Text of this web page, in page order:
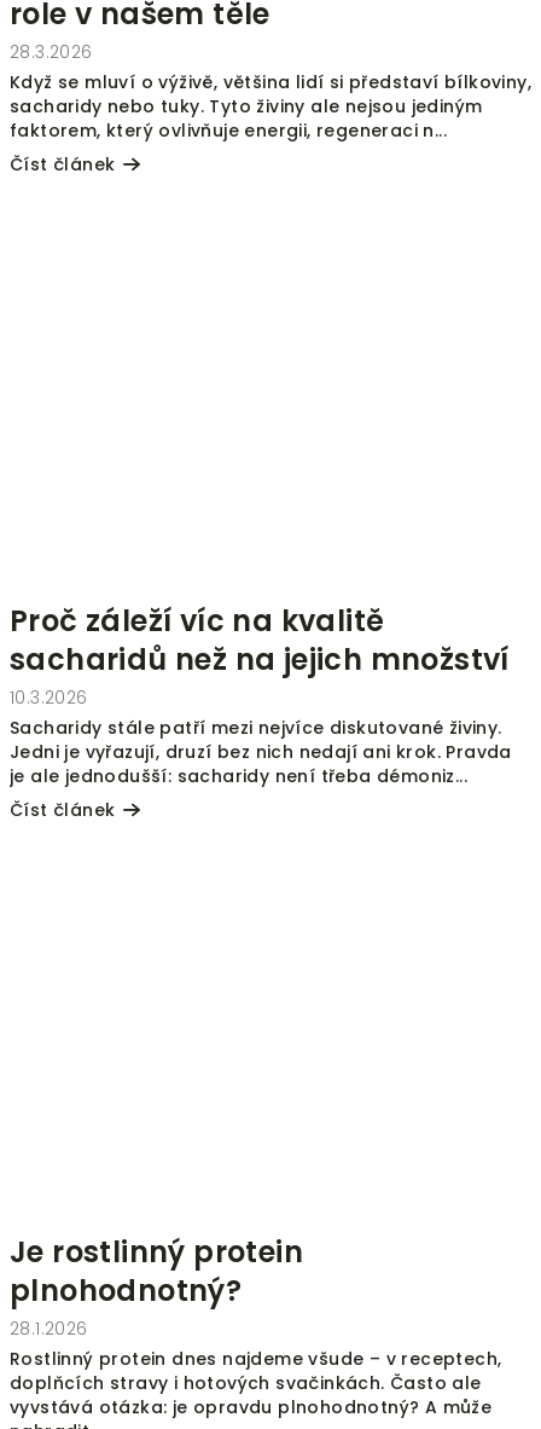
role v našem těle
28.3.2026
Když se mluví o výživě, většina lidí si představí bílkoviny,
sacharidy nebo tuky. Tyto živiny ale nejsou jediným
faktorem, který ovlivňuje energii, regeneraci n...
Číst článek
Proč záleží víc na kvalitě
sacharidů než na jejich množství
10.3.2026
Sacharidy stále patří mezi nejvíce diskutované živiny.
Jedni je vyřazují, druzí bez nich nedají ani krok. Pravda
je ale jednodušší: sacharidy není třeba démoniz...
Číst článek
Je rostlinný protein
plnohodnotný?
28.1.2026
Rostlinný protein dnes najdeme všude – v receptech,
doplňcích stravy i hotových svačinkách. Často ale
vyvstává otázka: je opravdu plnohodnotný? A může